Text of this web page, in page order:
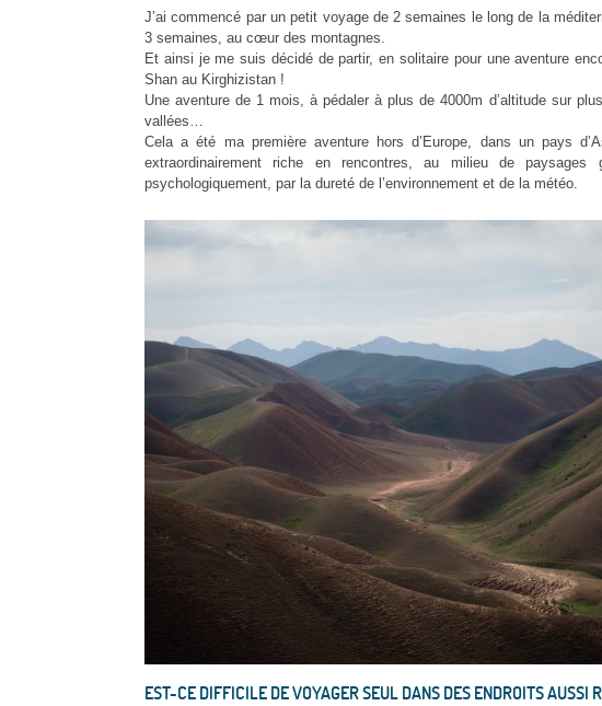
J’ai commencé par un petit voyage de 2 semaines le long de la
3 semaines, au cœur des montagnes.
Et ainsi je me suis décidé de partir, en solitaire pour une aventure
Shan au Kirghizistan !
Une aventure de 1 mois, à pédaler à plus de 4000m d’altitude sur
vallées…
Cela a été ma première aventure hors d’Europe, dans un pays
extraordinairement riche en rencontres, au milieu de
psychologiquement, par la dureté de l’environnement et de la météo.
EST-CE DIFFICILE DE VOYAGER SEUL DANS DES ENDROITS AUSSI